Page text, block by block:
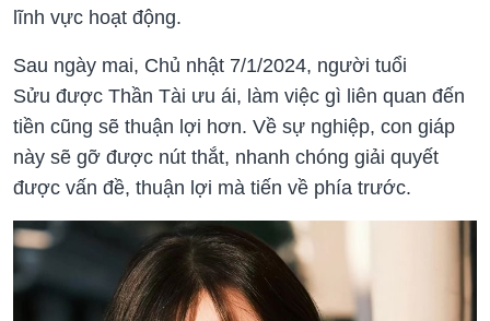
lĩnh vực hoạt động.
Sau ngày mai, Chủ nhật 7/1/2024, người tuổi
Sửu được Thần Tài ưu ái, làm việc gì liên quan đến
tiền cũng sẽ thuận lợi hơn. Về sự nghiệp, con giáp
này sẽ gỡ được nút thắt, nhanh chóng giải quyết
được vấn đề, thuận lợi mà tiến về phía trước.